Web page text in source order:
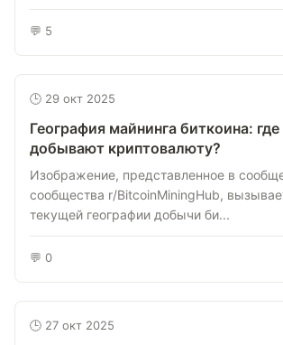
💬 5
🕒 29 окт 2025
География майнинга биткоина: где
добывают криптовалюту?
Изображение, представленное в
сообщества r/BitcoinMiningHub,
текущей географии добычи би...
💬 0
🕒 27 окт 2025